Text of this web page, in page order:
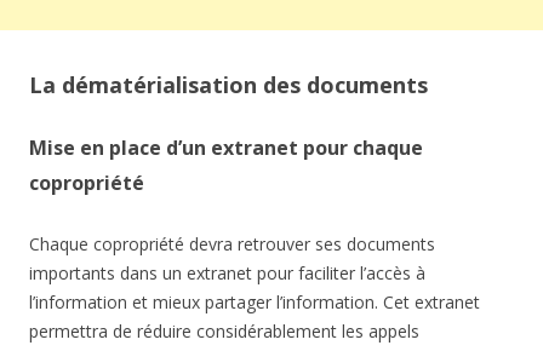
La dématérialisation des documents
Mise en place d’un extranet pour chaque
copropriété
Chaque copropriété devra retrouver ses documents
importants dans un extranet pour faciliter l’accès à
l’information et mieux partager l’information. Cet extranet
permettra de réduire considérablement les appels